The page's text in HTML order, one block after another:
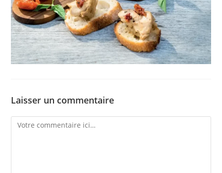
Laisser un commentaire